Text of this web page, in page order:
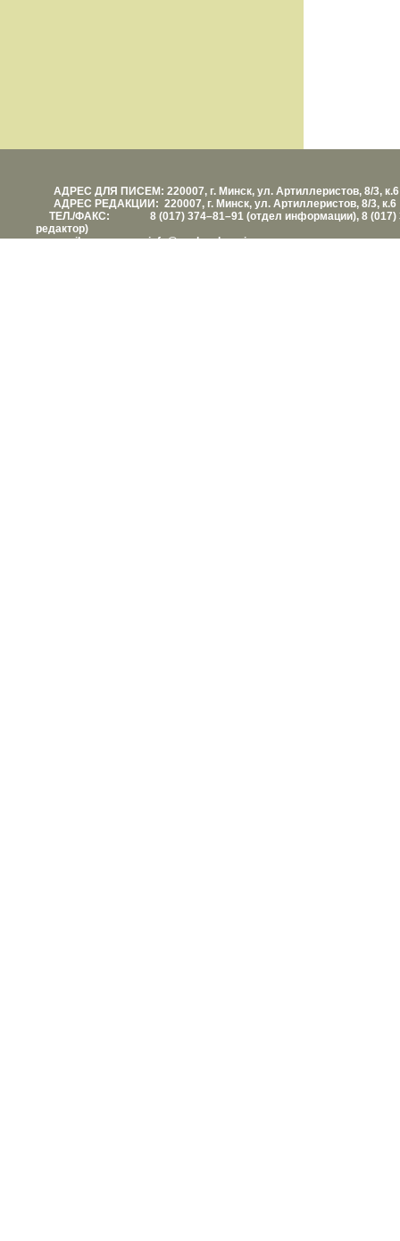
АДРЕС ДЛЯ ПИСЕМ: 220007, г. Минск, ул. Артиллеристов, 8/3, к.6
АДРЕС РЕДАКЦИИ: 220007, г. Минск, ул. Артиллеристов, 8/3, к.6
ТЕЛ./ФАКС: 8 (017) 374–81–91 (отдел информации), 8 (017)
редактор)
е-mail: info@vashezdorovie.com